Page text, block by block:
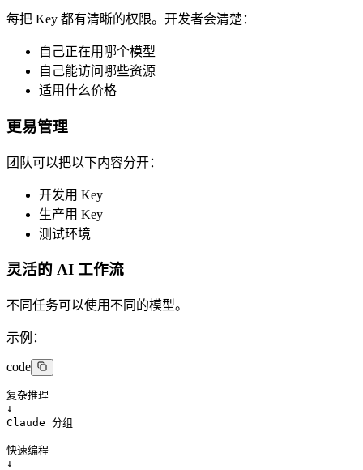
每把 Key 都有清晰的权限。开发者会清楚：
自己正在用哪个模型
自己能访问哪些资源
适用什么价格
更易管理
团队可以把以下内容分开：
开发用 Key
生产用 Key
测试环境
灵活的 AI 工作流
不同任务可以使用不同的模型。
示例：
code
复杂推理
↓
Claude 分组
快速编程
↓